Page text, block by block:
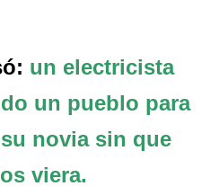
un electricista
un pueblo para
novia sin que
viera.